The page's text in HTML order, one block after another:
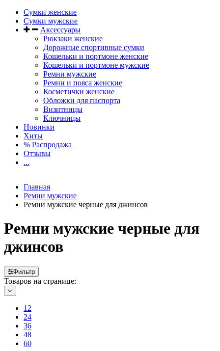
Сумки женские
Сумки мужские
Аксессуары
Рюкзаки женские
Дорожные спортивные сумки
Кошельки и портмоне женские
Кошельки и портмоне мужские
Ремни мужские
Ремни и пояса женские
Косметички женские
Обложки для паспорта
Визитницы
Ключницы
Новинки
Хиты
% Распродажа
Отзывы
...
Главная
Ремни мужские
Ремни мужские черные для джинсов
Ремни мужские черные для
джинсов
Фильтр
Товаров на странице:
12
24
36
48
60